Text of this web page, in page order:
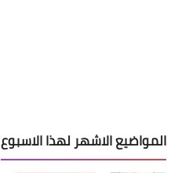
المواضيع الاشهر لهذا الاسبوع